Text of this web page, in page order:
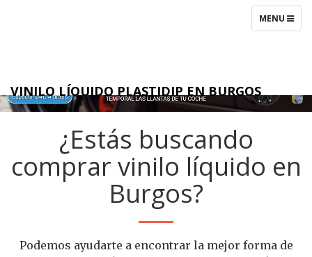
TOGGLE
MENU
VINILO LÍQUIDO PLASTIDIP EN BURGOS
¿Estás buscando
comprar vinilo líquido en
Burgos?
Podemos ayudarte a encontrar la mejor forma de